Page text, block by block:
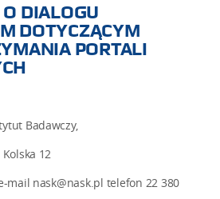
DIALOGU
DOTYCZĄCYM
PORTALI
Badawczy,
12
mail nask@nask.pl telefon 22 380